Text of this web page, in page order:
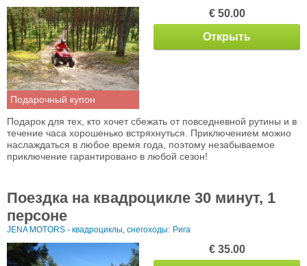
Подарочный купон
€ 50.00
Открыть
Подарок для тех, кто хочет сбежать от повседневной рутины и в
течение часа хорошенько встряхнуться. Приключением можно
наслаждаться в любое время года, поэтому незабываемое
приключение гарантировано в любой сезон!
Поездка на квадроцикле 30 минут, 1
персоне
JENA MOTORS - квадроциклы, снегоходы: Рига
€ 35.00